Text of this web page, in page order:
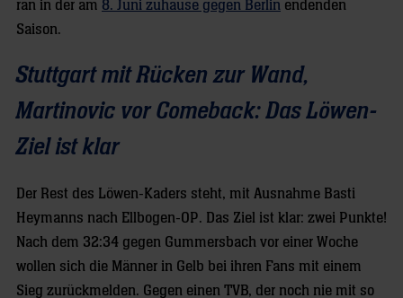
ran in der am 8. Juni zuhause gegen Berlin endenden
Saison.
Stuttgart mit Rücken zur Wand,
Martinovic vor Comeback: Das Löwen-
Ziel ist klar
Der Rest des Löwen-Kaders steht, mit Ausnahme Basti
Heymanns nach Ellbogen-OP. Das Ziel ist klar: zwei Punkte!
Nach dem 32:34 gegen Gummersbach vor einer Woche
wollen sich die Männer in Gelb bei ihren Fans mit einem
Sieg zurückmelden. Gegen einen TVB, der noch nie mit so